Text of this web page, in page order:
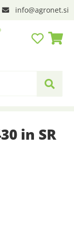
info agronet.si
in SR